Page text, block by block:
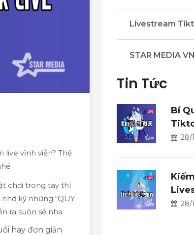
live vĩnh viễn? Thế
chơi trong tay thì
kỹ những “QUY
ra suôn sẻ nha:
hay đơn giản
Livestream
STAR MEDIA VN
Tin Tức
Bí
28/
28/